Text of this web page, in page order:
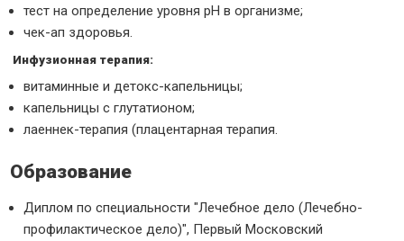
тест на определение уровня pH в организме;
чек-ап здоровья.
Инфузионная терапия:
витаминные и детокс-капельницы;
капельницы с глутатионом;
лаеннек-терапия (плацентарная терапия.
Образование
Диплом по специальности "Лечебное дело (Лечебно-
профилактическое дело)", Первый Московский